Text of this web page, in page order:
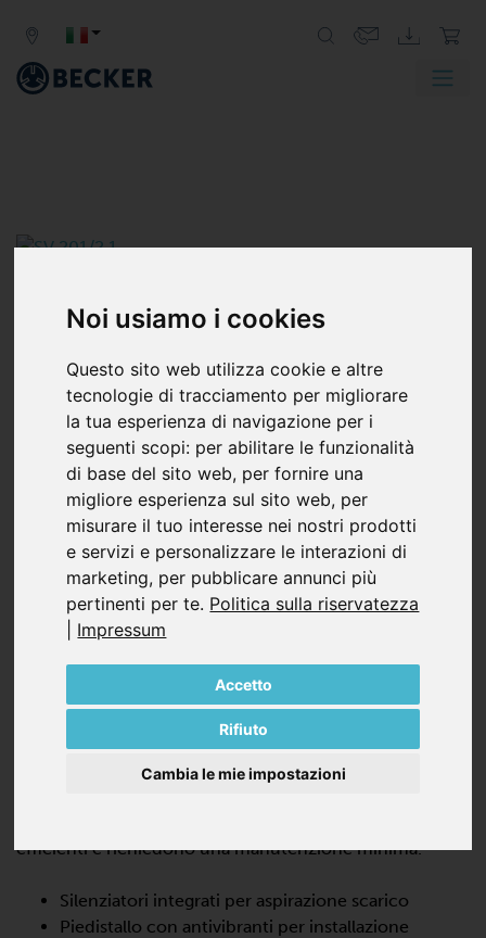
Noi usiamo i cookies
Questo sito web utilizza cookie e altre
tecnologie di tracciamento per migliorare
la tua esperienza di navigazione per i
seguenti scopi: per abilitare le funzionalità
di base del sito web, per fornire una
migliore esperienza sul sito web, per
misurare il tuo interesse nei nostri prodotti
e servizi e personalizzare le interazioni di
marketing, per pubblicare annunci più
pertinenti per te. Politica sulla riservatezza
Impressum
Accetto
Rifiuto
Cambia le mie impostazioni
SV 201/2
SOFFIANTI A CANALI LATERALI IN
ASPIRAZIONE, DOPPIO STADIO
La SV 201/2 è una pompa turbo dinamica che offre
prestazioni elevate con il 100% di assenza di olio e di
efficienti e richiedono una manutenzione minima.
Silenziatori integrati per aspirazione scarico
Piedistallo con antivibranti per installazione